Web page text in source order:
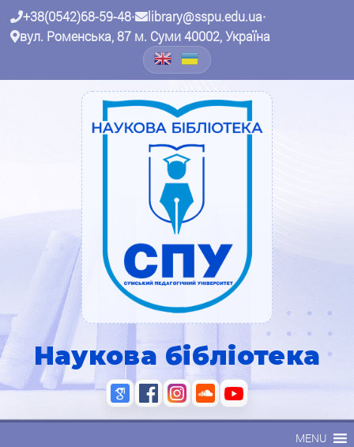
+38(0542)68-59-48• library@sspu.edu.ua•
вул. Роменська, 87 м. Суми 40002, Україна
Наукова бібліотека
MENU